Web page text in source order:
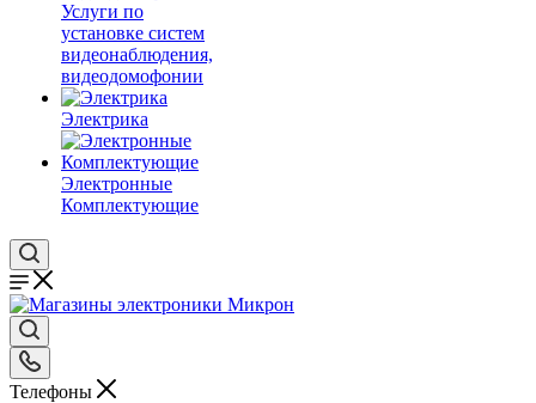
Услуги по
установке систем
видеонаблюдения,
видеодомофонии
Электрика
Электронные
Комплектующие
Телефоны